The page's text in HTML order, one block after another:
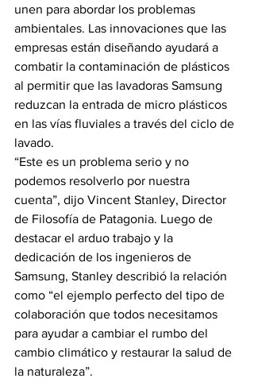
unen para abordar los problemas
ambientales. Las innovaciones que las
empresas están diseñando ayudará a
combatir la contaminación de plásticos
al permitir que las lavadoras Samsung
reduzcan la entrada de micro plásticos
en las vías fluviales a través del ciclo de
lavado.
“Este es un problema serio y no
podemos resolverlo por nuestra
cuenta”, dijo Vincent Stanley, Director
de Filosofía de Patagonia. Luego de
destacar el arduo trabajo y la
dedicación de los ingenieros de
Samsung, Stanley describió la relación
como “el ejemplo perfecto del tipo de
colaboración que todos necesitamos
para ayudar a cambiar el rumbo del
cambio climático y restaurar la salud de
la naturaleza”.